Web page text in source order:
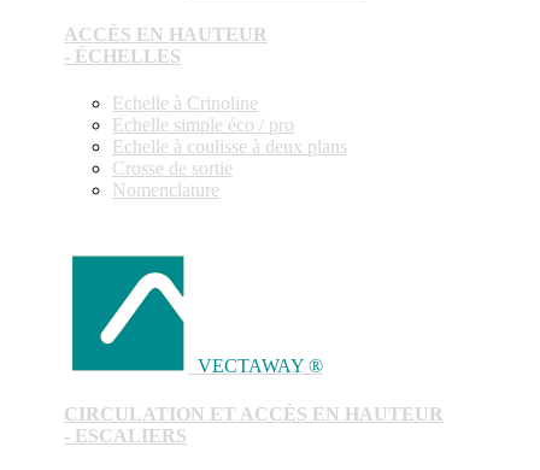
ACCÈS EN HAUTEUR
- ÉCHELLES
Echelle à Crinoline
Echelle simple éco / pro
Echelle à coulisse à deux plans
Crosse de sortie
Nomenclature
VECTAWAY ®
CIRCULATION ET ACCÈS EN HAUTEUR
- ESCALIERS